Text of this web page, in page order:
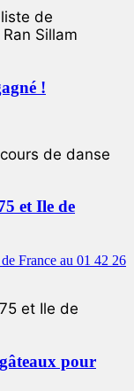
de
Sillam
!
de danse
et Ile de
et Ile de
pour